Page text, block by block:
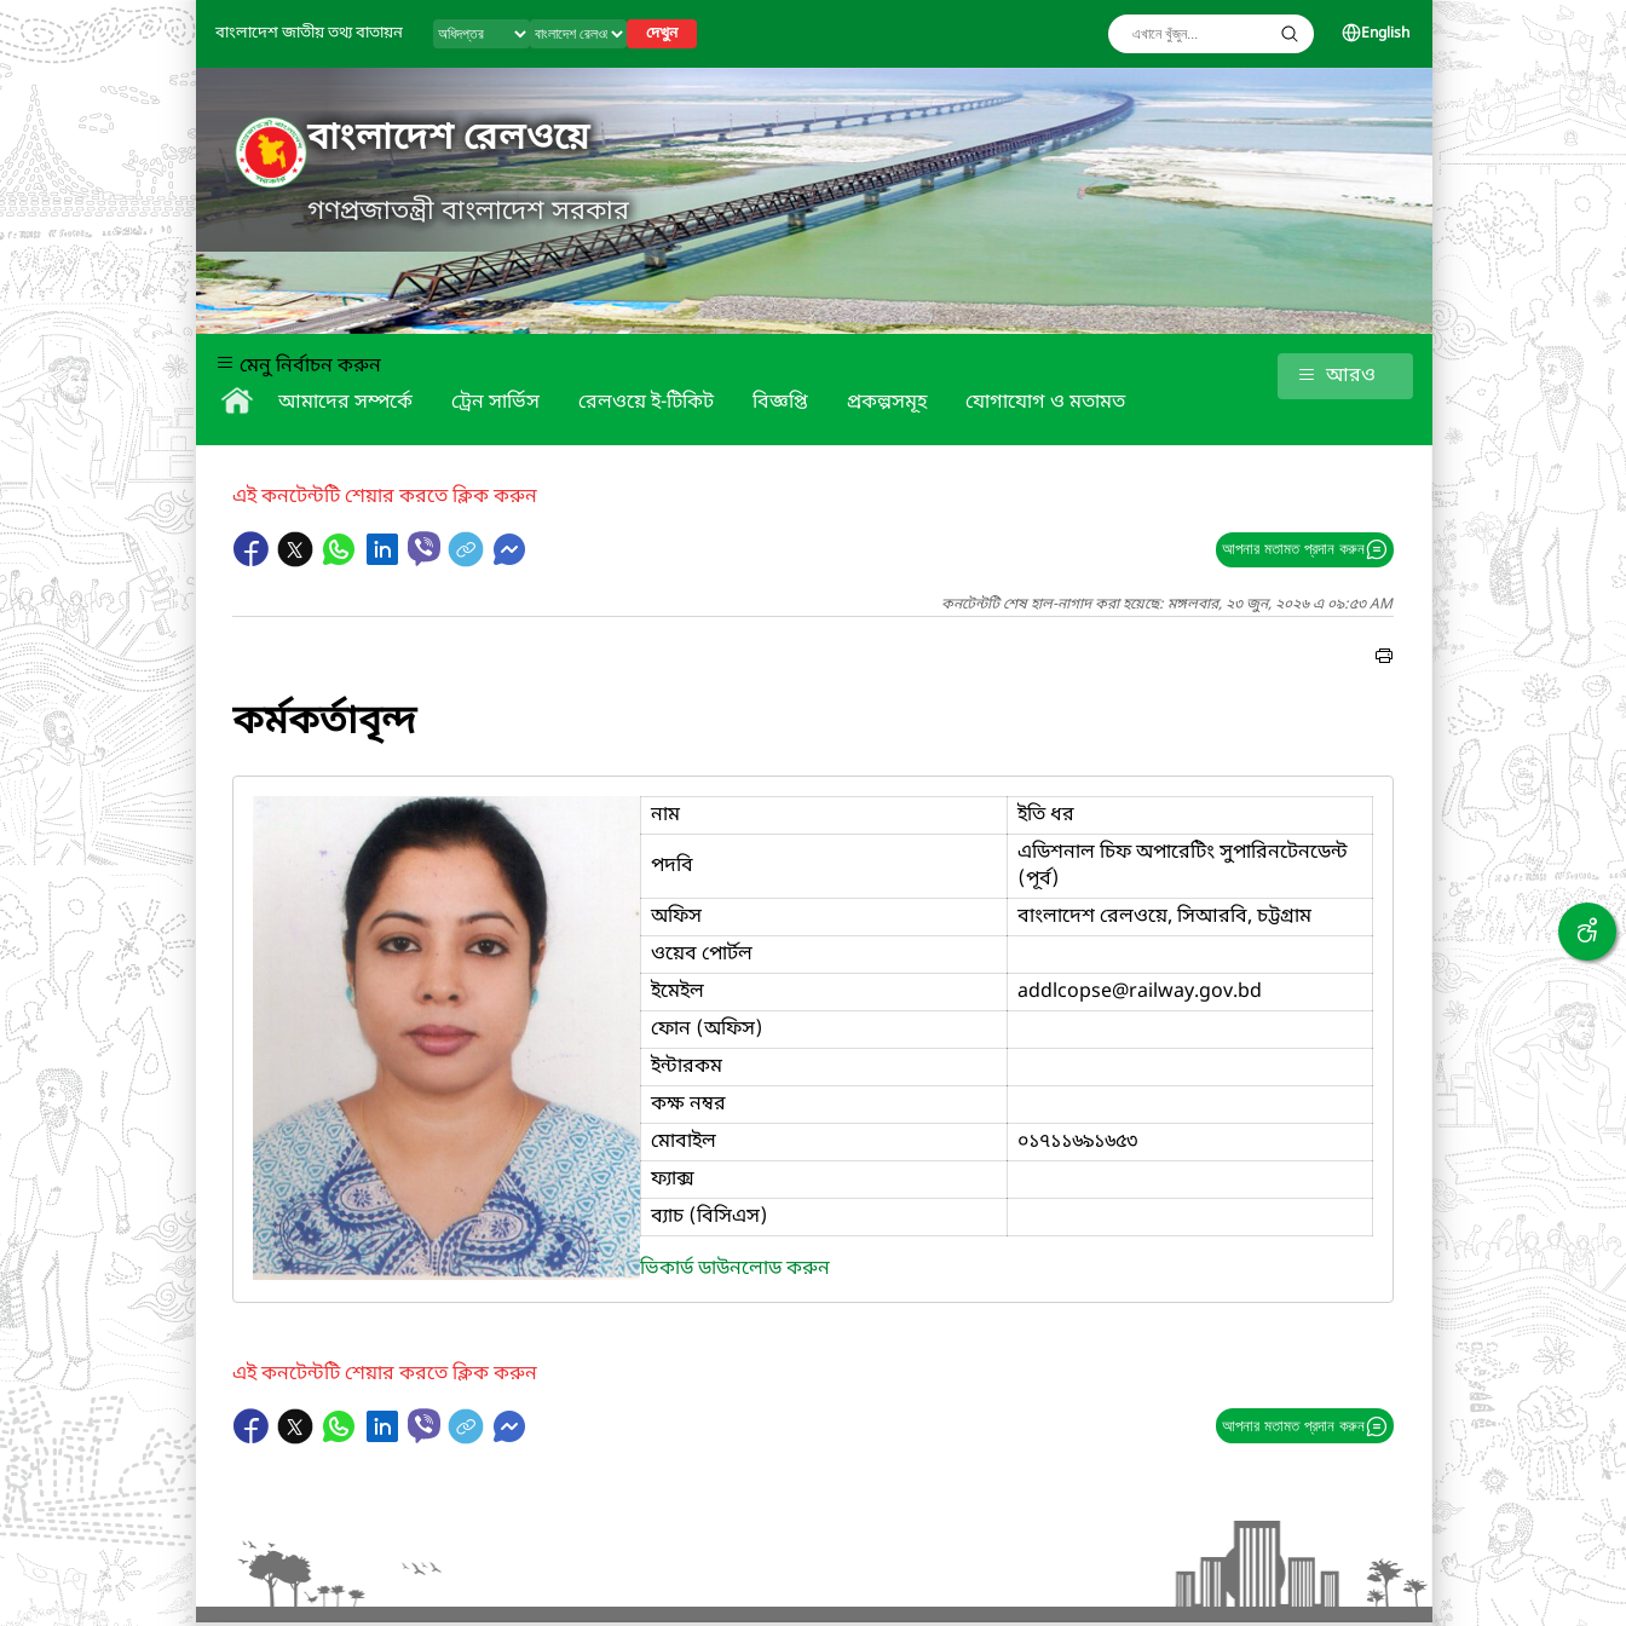
বাংলাদেশ জাতীয় তথ্য বাতায়ন দেখুন English
বাংলাদেশ রেলওয়ে
গণপ্রজাতন্ত্রী বাংলাদেশ সরকার
মেনু নির্বাচন করুন
আমাদের সম্পর্কে
ট্রেন সার্ভিস রেলওয়ে ই-টিকিট বিজ্ঞপ্তি প্রকল্পসমূহ যোগাযোগ ও মতামত
আরও
এই কনটেন্টটি শেয়ার করতে ক্লিক করুন
আপনার মতামত প্রদান করুন
কনটেন্টটি শেষ হাল-নাগাদ করা হয়েছে: মঙ্গলবার, ২৩ জুন, ২০২৬ এ ০৯:৫৩ AM
কর্মকর্তাবৃন্দ
নাম
ইতি ধর
পদবি
এডিশনাল চিফ অপারেটিং সুপারিনটেনডেন্ট
(পূর্ব)
অফিস
বাংলাদেশ রেলওয়ে, সিআরবি, চট্টগ্রাম
ওয়েব পোর্টল
ইমেইল
addlcopse@railway.gov.bd
ফোন (অফিস)
ইন্টারকম
কক্ষ নম্বর
মোবাইল
০১৭১১৬৯১৬৫৩
ফ্যাক্স
ব্যাচ (বিসিএস)
ভিকার্ড ডাউনলোড করুন
এই কনটেন্টটি শেয়ার করতে ক্লিক করুন
আপনার মতামত প্রদান করুন